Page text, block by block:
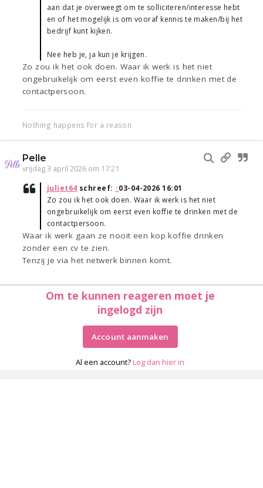
aan dat je overweegt om te solliciteren/interesse hebt
en of het mogelijk is om vooraf kennis te maken/bij het
bedrijf kunt kijken.
Nee heb je, ja kun je krijgen.
Zo zou ik het ook doen. Waar ik werk is het niet
ongebruikelijk om eerst even koffie te drinken met de
contactpersoon.
Nothing happens for a reason
Pelle
vrijdag 3 april 2026 om 17:21
juliet64 schreef: ↑03-04-2026 16:01
Zo zou ik het ook doen. Waar ik werk is het niet
ongebruikelijk om eerst even koffie te drinken met de
contactpersoon.
Waar ik werk gaan ze nooit een kop koffie drinken
zonder een cv te zien.
Tenzij je via het netwerk binnen komt.
Om te kunnen reageren moet je
ingelogd zijn
Account aanmaken
Al een account? Log dan hier in